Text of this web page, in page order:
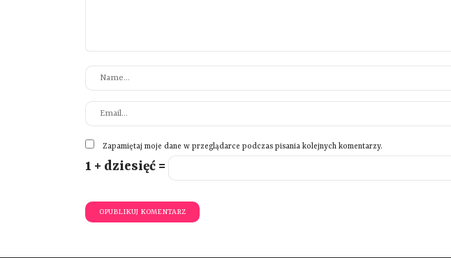
Zapamiętaj moje dane w przeglądarce podczas pisania kolejnych komentarzy.
1 + dziesięć =